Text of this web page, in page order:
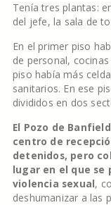
Tenía tres plantas:
del jefe, la sala de
En el primer piso
de personal,
piso había más
sanitarios. En ese
divididos en dos
El Pozo de
centro de
detenidos, pero
lugar en el que
violencia sexual,
deshumanizar a las